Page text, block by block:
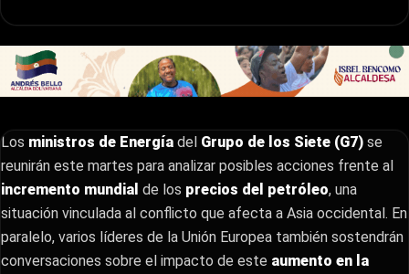
Los ministros de Energía del Grupo de los Siete (G7) se
reunirán este martes para analizar posibles acciones frente al
incremento mundial de los precios del petróleo, una
situación vinculada al conflicto que afecta a Asia occidental. En
paralelo, varios líderes de la Unión Europea también sostendrán
conversaciones sobre el impacto de este aumento en la